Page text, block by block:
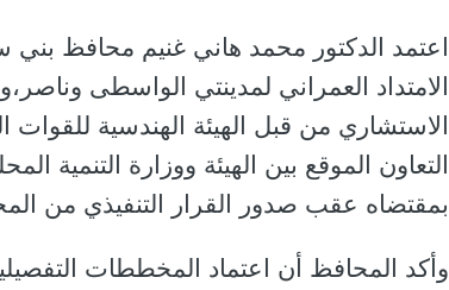
اعتمد الدكتور محمد هاني غنيم محافظ
الامتداد العمراني لمدينتي الواسطى
الاستشاري من قبل الهيئة الهندسية
التعاون الموقع بين الهيئة ووزارة التنمية
بمقتضاه عقب صدور القرار التنفيذي من
وأكد المحافظ أن اعتماد المخططات